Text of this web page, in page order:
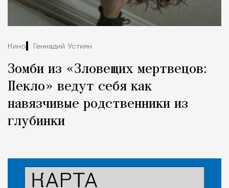
Кино Геннадий Устиян
Зомби из «Зловещих мертвецов:
Пекло» ведут себя как
навязчивые родственники из
глубинки